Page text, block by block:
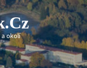
a okolí